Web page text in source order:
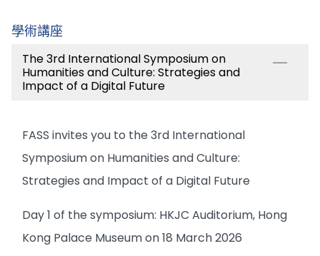
學術講座
The 3rd International Symposium on
Humanities and Culture: Strategies and
Impact of a Digital Future
FASS invites you to the 3rd International
Symposium on Humanities and Culture:
Strategies and Impact of a Digital Future
Day 1 of the symposium: HKJC Auditorium, Hong
Kong Palace Museum on 18 March 2026